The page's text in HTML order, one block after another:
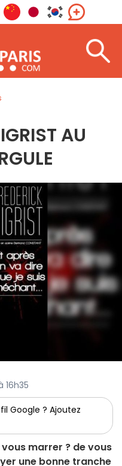
AU
16h35
Google ? Ajoutez
marrer ? de vous
une bonne tranche